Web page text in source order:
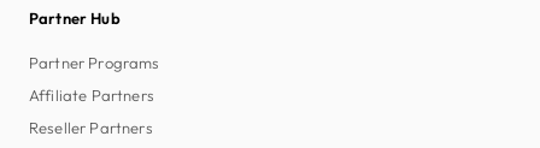
Partner Hub
Partner Programs
Affiliate Partners
Reseller Partners